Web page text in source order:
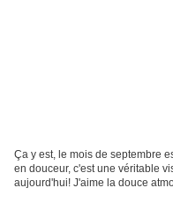
Ça y est, le mois de septembre
en douceur, c'est une véritable
aujourd'hui! J'aime la douce